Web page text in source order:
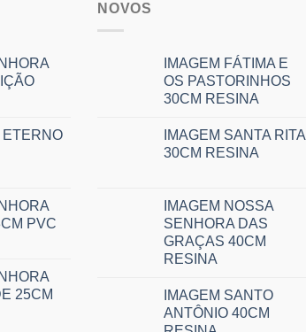
ETERNO
PVC
25CM
NOVOS
IMAGEM FÁTIMA E
OS PASTORINHOS
30CM RESINA
IMAGEM SANTA RITA
30CM RESINA
IMAGEM NOSSA
SENHORA DAS
GRAÇAS 40CM
RESINA
IMAGEM SANTO
ANTÔNIO 40CM